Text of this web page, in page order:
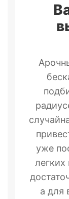
уже
а для